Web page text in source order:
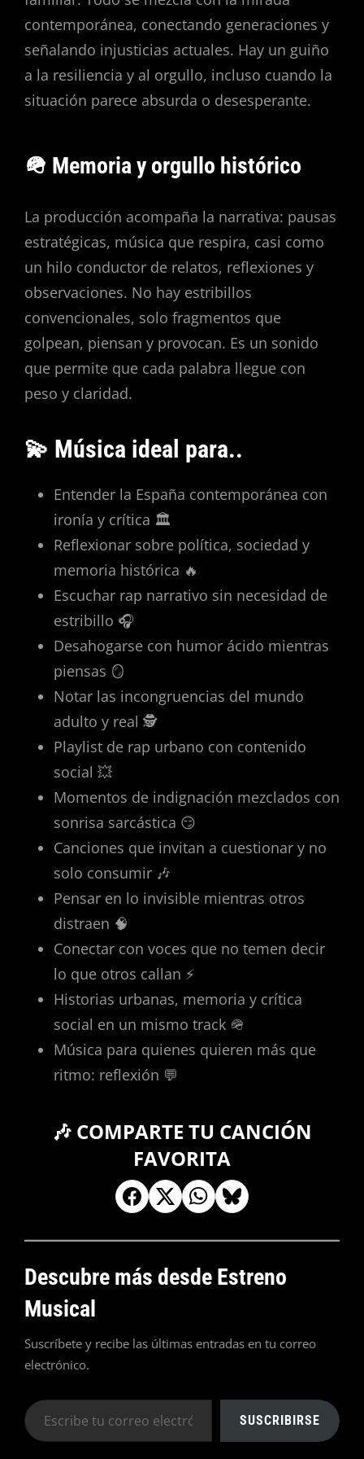
contemporánea, conectando generaciones y
señalando injusticias actuales. Hay un guiño
a la resiliencia y al orgullo, incluso cuando la
situación parece absurda o desesperante.
🪖 Memoria y orgullo histórico
La producción acompaña la narrativa: pausas
estratégicas, música que respira, casi como
un hilo conductor de relatos, reflexiones y
observaciones. No hay estribillos
convencionales, solo fragmentos que
golpean, piensan y provocan. Es un sonido
que permite que cada palabra llegue con
peso y claridad.
💫 Música ideal para..
Entender la España contemporánea con
ironía y crítica 🏛️
Reflexionar sobre política, sociedad y
memoria histórica 🔥
Escuchar rap narrativo sin necesidad de
estribillo 🎧
Desahogarse con humor ácido mientras
piensas 🪞
Notar las incongruencias del mundo
adulto y real 🕵️
Playlist de rap urbano con contenido
social 💥
Momentos de indignación mezclados con
sonrisa sarcástica 😏
Canciones que invitan a cuestionar y no
solo consumir 🎶
Pensar en lo invisible mientras otros
distraen 🧠
Conectar con voces que no temen decir
lo que otros callan ⚡
Historias urbanas, memoria y crítica
social en un mismo track 🪖
Música para quienes quieren más que
ritmo: reflexión 💬
🎶 COMPARTE TU CANCIÓN
FAVORITA
Descubre más desde Estreno
Musical
Suscríbete y recibe las últimas entradas en tu correo
electrónico.
Escribe
tu
SUSCRIBIRSE